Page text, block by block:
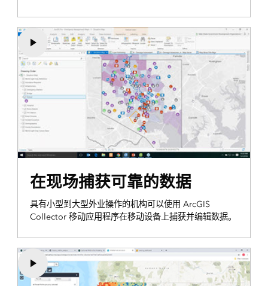
在现场捕获可靠的数据
具有小型到大型外业操作的机构可以使用 ArcGIS
Collector 移动应用程序在移动设备上捕获并编辑数据。